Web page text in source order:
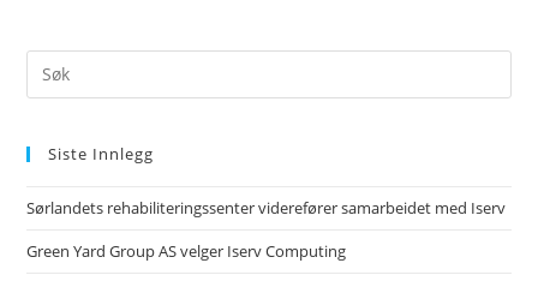
Siste Innlegg
Sørlandets rehabiliteringssenter viderefører samarbeidet med Iserv
Green Yard Group AS velger Iserv Computing